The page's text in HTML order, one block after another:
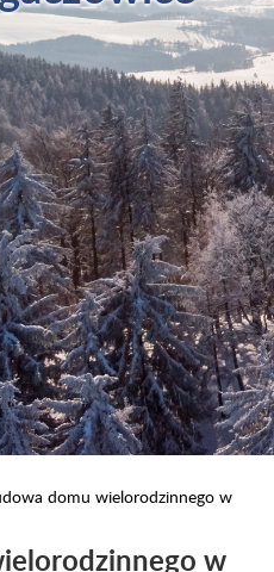
domu wielorodzinnego w
w